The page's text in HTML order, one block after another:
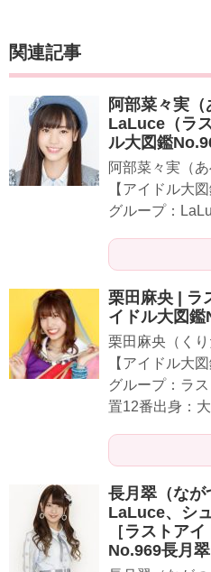
関連記事
阿部菜々実
LaLuce（ラ
ル大図鑑
阿部菜々実（
【アイドル大
グループ：
栗田麻央 | ラ
イドル大図鑑
栗田麻央（く
【アイドル大
グループ：ラ
置12番出身：
長月翠（なが
LaLuce、シ
［ラストア
No.969長月翠